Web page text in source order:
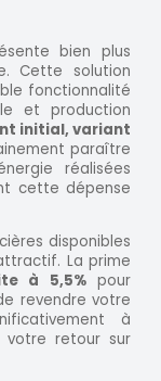
bien plus
Cette solution
fonctionnalité
et production
initial, variant
paraître
réalisées
cette dépense
disponibles
La prime
à 5,5%pour
revendre votre
à
retour sur